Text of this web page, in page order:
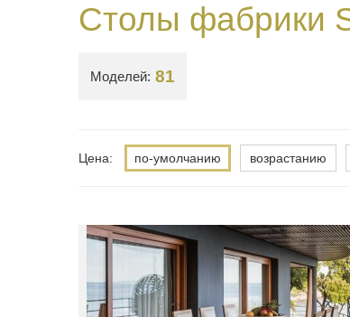
Столы фабрики
Моделей: 81
Цена: по-умолчанию возрастанию